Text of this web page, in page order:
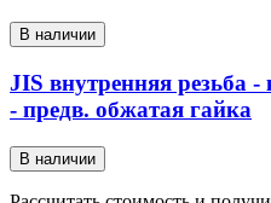
В наличии
JIS внутренняя резьба -
- предв. обжатая гайка
В наличии